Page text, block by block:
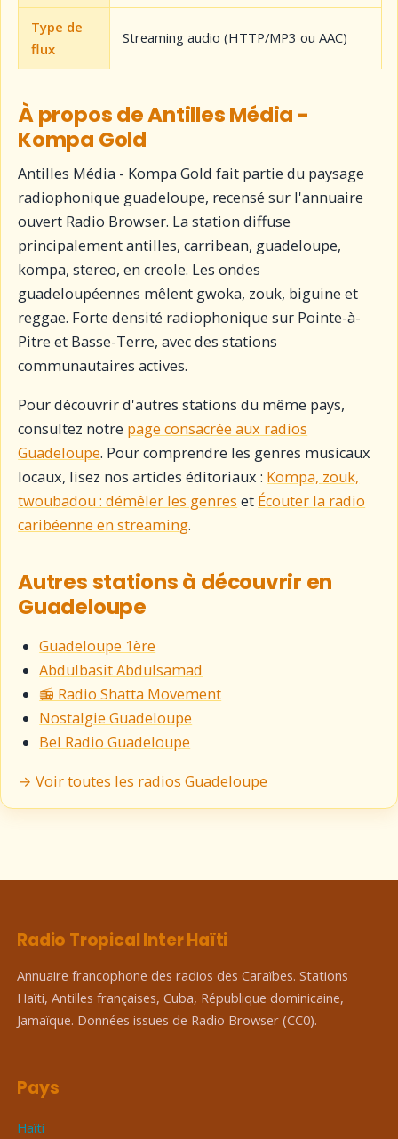
Type de
flux
Streaming audio (HTTP/MP3 ou AAC)
À propos de Antilles Média -
Kompa Gold
Antilles Média - Kompa Gold fait partie du paysage
radiophonique guadeloupe, recensé sur l'annuaire
ouvert Radio Browser. La station diffuse
principalement antilles, carribean, guadeloupe,
kompa, stereo, en creole. Les ondes
guadeloupéennes mêlent gwoka, zouk, biguine et
reggae. Forte densité radiophonique sur Pointe-à-
Pitre et Basse-Terre, avec des stations
communautaires actives.
Pour découvrir d'autres stations du même pays,
consultez notre page consacrée aux radios
Guadeloupe. Pour comprendre les genres musicaux
locaux, lisez nos articles éditoriaux : Kompa, zouk,
twoubadou : démêler les genres et Écouter la radio
caribéenne en streaming.
Autres stations à découvrir en
Guadeloupe
Guadeloupe 1ère
Abdulbasit Abdulsamad
📻 Radio Shatta Movement
Nostalgie Guadeloupe
Bel Radio Guadeloupe
→ Voir toutes les radios Guadeloupe
Radio Tropical Inter Haïti
Annuaire francophone des radios des Caraïbes. Stations
Haïti, Antilles françaises, Cuba, République dominicaine,
Jamaïque. Données issues de Radio Browser (CC0).
Pays
Haïti